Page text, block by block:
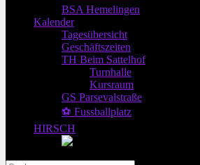
BSA Hemelingen
Kalender
Tagesübersicht
Geschäftszeiten
TH Beim Sattelhof
Turnhalle
Kursraum
GS Parsevalstraße
⚽ Fussballplatz
HIRSCH